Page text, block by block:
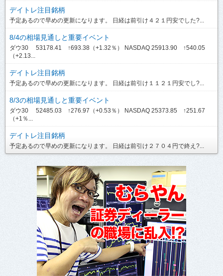
デイトレ注目銘柄
予定あるので早めの更新になります。 日経は前引け４２１円安でした?...
8/4の相場見通しと重要イベント
ダウ30 53178.41 ↑693.38（+1.32％） NASDAQ 25913.90 ↑540.05
（+2.13...
デイトレ注目銘柄
予定あるので早めの更新になります。 日経は前引け１１２１円安でし?...
8/3の相場見通しと重要イベント
ダウ30 52485.03 ↑276.97（+0.53％） NASDAQ 25373.85 ↑251.67
（+1％...
デイトレ注目銘柄
予定あるので早めの更新になります。 日経は前引け２７０４円で終え?...